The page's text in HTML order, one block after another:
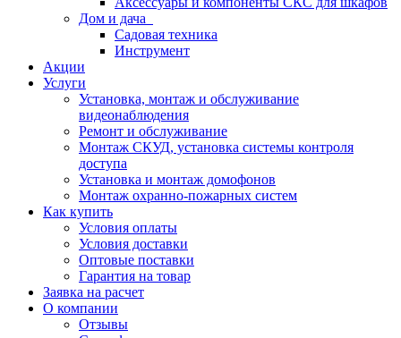
Дом и дача
Садовая техника
Инструмент
Акции
Услуги
Установка, монтаж и обслуживание
видеонаблюдения
Ремонт и обслуживание
Монтаж СКУД, установка системы контроля
доступа
Установка и монтаж домофонов
Монтаж охранно-пожарных систем
Как купить
Условия оплаты
Условия доставки
Оптовые поставки
Гарантия на товар
Заявка на расчет
О компании
Отзывы